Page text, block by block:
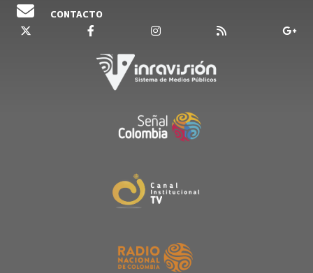
CONTACTO